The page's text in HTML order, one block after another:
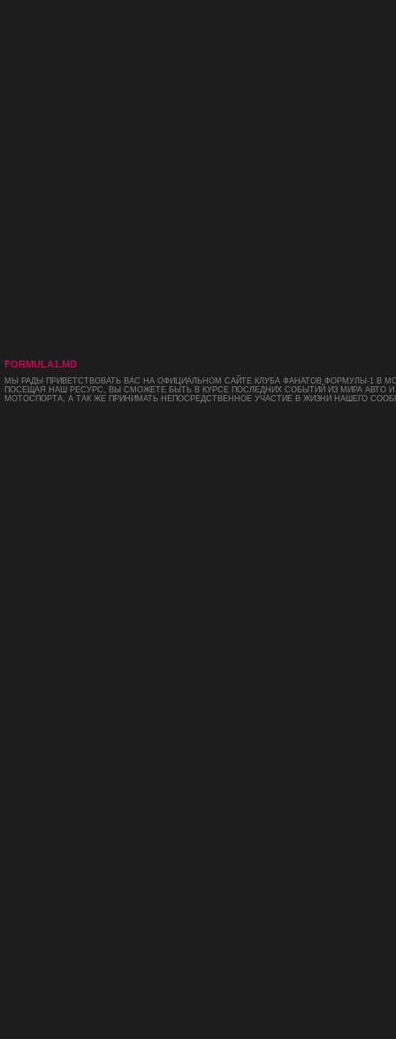
FORMULA1.MD
МЫ РАДЫ ПРИВЕТСТВОВАТЬ ВАС НА ОФИЦИАЛЬНОМ САЙТЕ КЛУБА ФАНАТОВ ФОРМУЛЫ-1 В
ПОСЕЩАЯ НАШ РЕСУРС, ВЫ СМОЖЕТЕ БЫТЬ В КУРСЕ ПОСЛЕДНИХ СОБЫТИЙ ИЗ МИРА АВТО И
МОТОСПОРТА, А ТАК ЖЕ ПРИНИМАТЬ НЕПОСРЕДСТВЕННОЕ УЧАСТИЕ В ЖИЗНИ НАШЕГО